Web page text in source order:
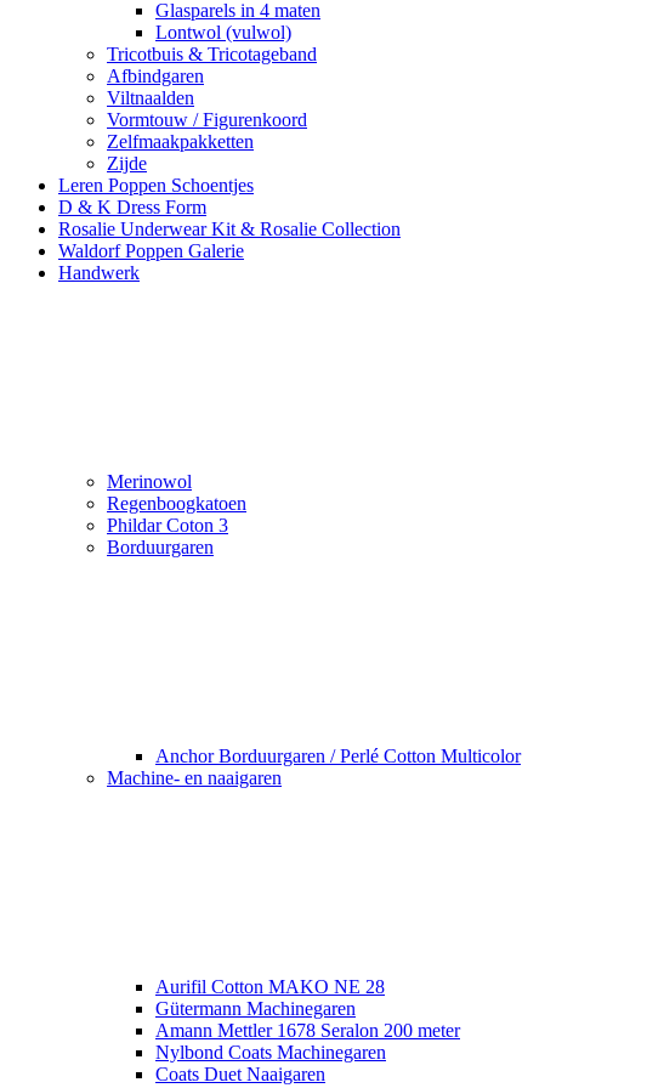
Glasparels in 4 maten
Lontwol (vulwol)
Tricotbuis & Tricotageband
Afbindgaren
Viltnaalden
Vormtouw / Figurenkoord
Zelfmaakpakketten
Zijde
Leren Poppen Schoentjes
D & K Dress Form
Rosalie Underwear Kit & Rosalie Collection
Waldorf Poppen Galerie
Handwerk
Merinowol
Regenboogkatoen
Phildar Coton 3
Borduurgaren
Anchor Borduurgaren / Perlé Cotton Multicolor
Machine- en naaigaren
Aurifil Cotton MAKO NE 28
Gütermann Machinegaren
Amann Mettler 1678 Seralon 200 meter
Nylbond Coats Machinegaren
Coats Duet Naaigaren